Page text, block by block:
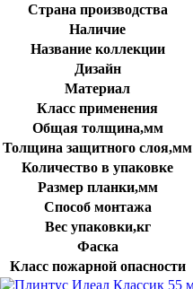
Страна производства
Наличие
Название коллекции
Дизайн
Материал
Класс применения
Общая толщина,мм
Толщина защитного слоя,мм
Количество в упаковке
Размер планки,мм
Способ монтажа
Вес упаковки,кг
Фаска
Класс пожарной опасности